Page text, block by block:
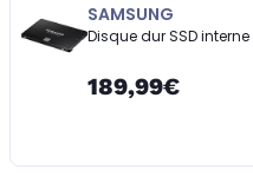
SAMSUNG
Disque dur SSD interne
189,99€